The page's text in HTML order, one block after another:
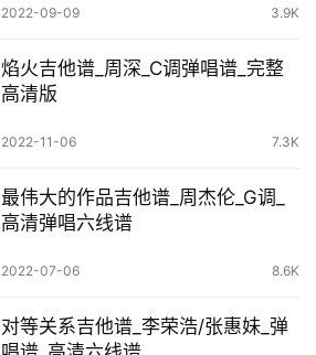
2022-09-09 3.9K
焰火吉他谱_周深_C调弹唱谱_完整
高清版
2022-11-06 7.3K
最伟大的作品吉他谱_周杰伦_G调_
高清弹唱六线谱
2022-07-06 8.6K
对等关系吉他谱_李荣浩/张惠妹_弹